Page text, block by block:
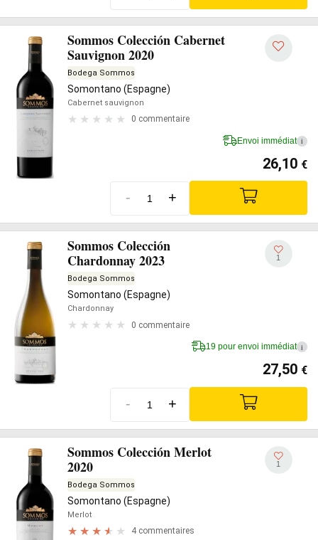
Sommos Colección Cabernet
Sauvignon 2020
Bodega Sommos
Somontano (Espagne)
Cabernet sauvignon
0 commentaire
Envoi immédiat i
26,10 €
- +
Sommos Colección
Chardonnay 2023
Bodega Sommos
Somontano (Espagne)
Chardonnay
0 commentaire
1
19 pour envoi immédiat i
27,50 €
- +
Sommos Colección Merlot
2020
Bodega Sommos
Somontano (Espagne)
Merlot
4 commentaires
1